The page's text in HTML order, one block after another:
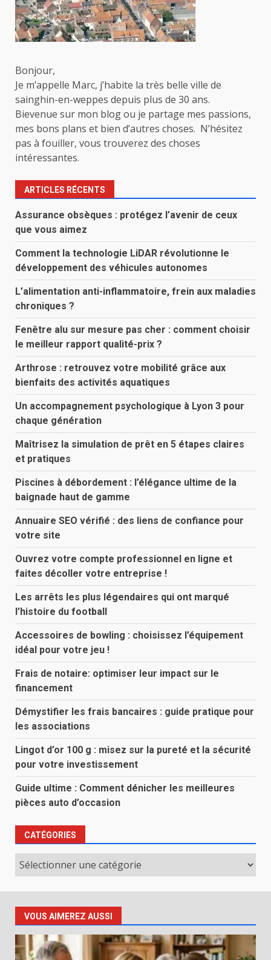
Bonjour,
Je m’appelle Marc, j’habite la très belle ville de
sainghin-en-weppes depuis plus de 30 ans.
Bievenue sur mon blog ou je partage mes passions,
mes bons plans et bien d’autres choses. N’hésitez
pas à fouiller, vous trouverez des choses
intéressantes.
ARTICLES RÉCENTS
Assurance obsèques : protégez l’avenir de ceux
que vous aimez
Comment la technologie LiDAR révolutionne le
développement des véhicules autonomes
L’alimentation anti-inflammatoire, frein aux maladies
chroniques ?
Fenêtre alu sur mesure pas cher : comment choisir
le meilleur rapport qualité-prix ?
Arthrose : retrouvez votre mobilité grâce aux
bienfaits des activités aquatiques
Un accompagnement psychologique à Lyon 3 pour
chaque génération
Maîtrisez la simulation de prêt en 5 étapes claires
et pratiques
Piscines à débordement : l’élégance ultime de la
baignade haut de gamme
Annuaire SEO vérifié : des liens de confiance pour
votre site
Ouvrez votre compte professionnel en ligne et
faites décoller votre entreprise !
Les arrêts les plus légendaires qui ont marqué
l’histoire du football
Accessoires de bowling : choisissez l’équipement
idéal pour votre jeu !
Frais de notaire: optimiser leur impact sur le
financement
Démystifier les frais bancaires : guide pratique pour
les associations
Lingot d’or 100 g : misez sur la pureté et la sécurité
pour votre investissement
Guide ultime : Comment dénicher les meilleures
pièces auto d’occasion
CATÉGORIES
Catégories
VOUS AIMEREZ AUSSI